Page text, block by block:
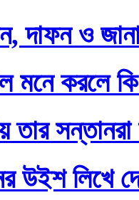
দাফন ও
মনে করলে
তার
উইশ লিখে